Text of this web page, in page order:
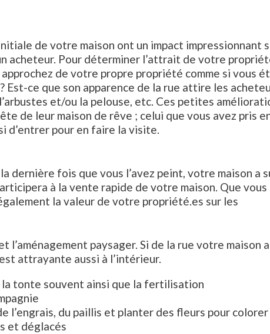
de votre maison ont un impact impressionnant
acheteur. Pour déterminer l’attrait de votre
de votre propre propriété comme si vous
ce que son apparence de la rue attire les
et/ou la pelouse, etc. Ces petites
de leur maison de rêve ; celui que vous avez pris
d’entrer pour en faire la visite.
dernière fois que vous l’avez peint, votre maison a
à la vente rapide de votre maison. Que
la valeur de votre propriété.es sur les
paysager. Si de la rue votre maison
attrayante aussi à l’intérieur.
tonte souvent ainsi que la fertilisation
l’engrais, du paillis et planter des fleurs pour
et déglacés